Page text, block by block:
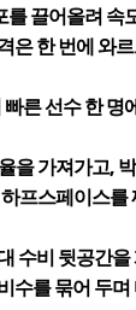
를 끌어올려 속
은 한 번에 와
른 선수 한 명
을 가져가고,
프스페이스를
수비 뒷공간
수를 묶어 두